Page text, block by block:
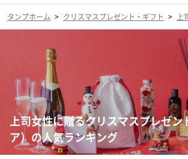
タンプホーム > クリスマスプレゼント・ギフト > 上
上司女性に贈るクリスマスプレゼン
ア）の人気ランキング